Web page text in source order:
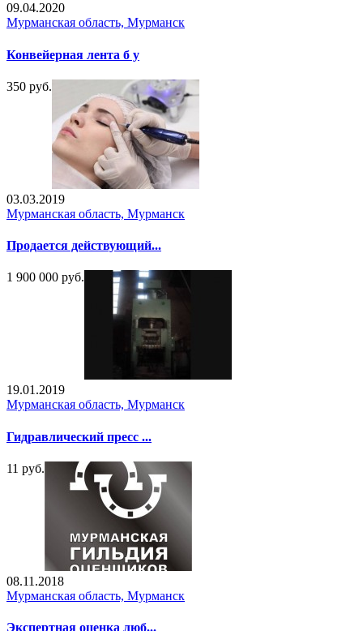
09.04.2020
Мурманская область, Мурманск
Конвейерная лента б у
350 руб.
03.03.2019
Мурманская область, Мурманск
Продается действующий...
1 900 000 руб.
19.01.2019
Мурманская область, Мурманск
Гидравлический пресс ...
11 руб.
08.11.2018
Мурманская область, Мурманск
Экспертная оценка люб...